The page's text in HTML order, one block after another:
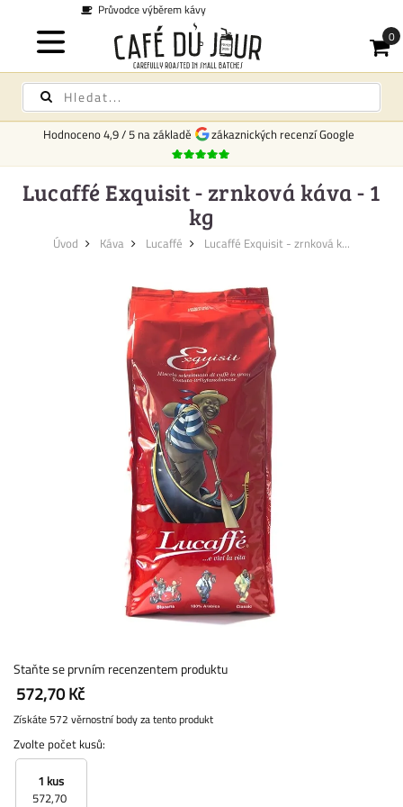
Doprava po celém Česku 169 Kč -
Hodnoceno4,9/5 na základě zákaznických recenzí Google
Lucaffé Exquisit - zrnková káva - 1
kg
Úvod Káva Lucaffé Lucaffé Exquisit - zrnková k...
Staňte se prvním recenzentem produktu
572,70 Kč
Získáte 572 věrnostní body za tento produkt
Zvolte počet kusů:
1 kus
572,70